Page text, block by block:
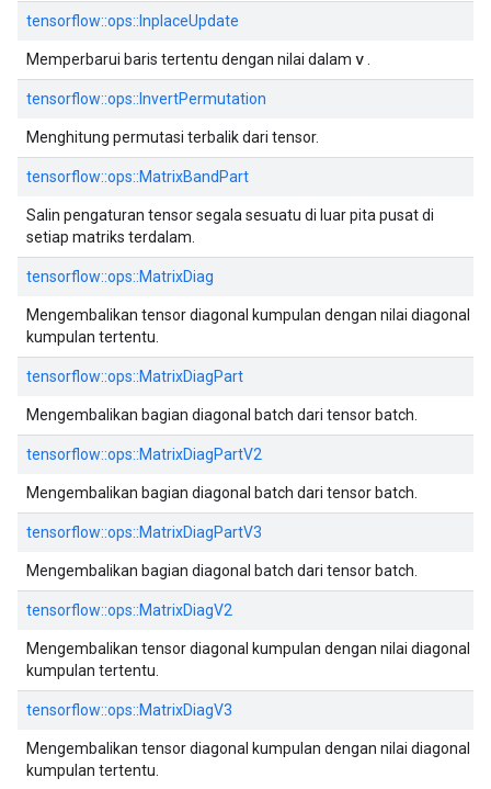
tensorflow::ops::InplaceUpdate
Memperbarui baris tertentu dengan nilai dalam v
tensorflow::ops::InvertPermutation
Menghitung permutasi terbalik dari tensor.
tensorflow::ops::MatrixBandPart
Salin pengaturan tensor segala sesuatu di luar pita pusat di
setiap matriks terdalam.
tensorflow::ops::MatrixDiag
Mengembalikan tensor diagonal kumpulan dengan nilai diagonal
kumpulan tertentu.
tensorflow::ops::MatrixDiagPart
Mengembalikan bagian diagonal batch dari tensor batch.
tensorflow::ops::MatrixDiagPartV2
Mengembalikan bagian diagonal batch dari tensor batch.
tensorflow::ops::MatrixDiagPartV3
Mengembalikan bagian diagonal batch dari tensor batch.
tensorflow::ops::MatrixDiagV2
Mengembalikan tensor diagonal kumpulan dengan nilai diagonal
kumpulan tertentu.
tensorflow::ops::MatrixDiagV3
Mengembalikan tensor diagonal kumpulan dengan nilai diagonal
kumpulan tertentu.